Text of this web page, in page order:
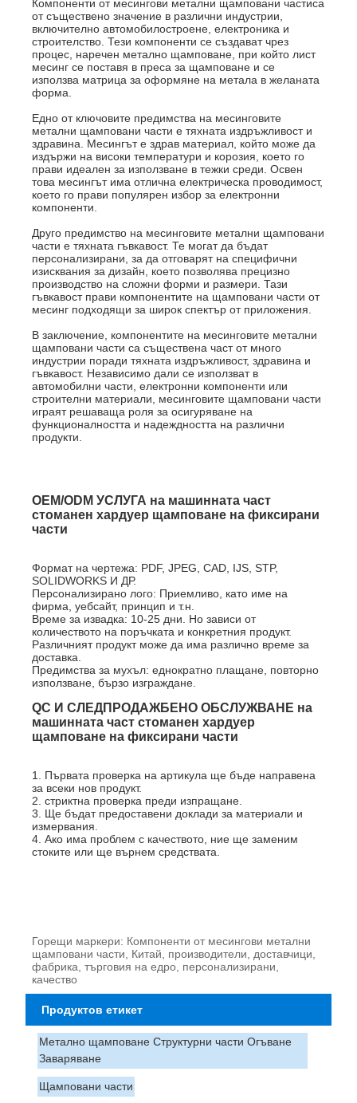
Компоненти от месингови метални щамповани частиса
от съществено значение в различни индустрии,
включително автомобилостроене, електроника и
строителство. Тези компоненти се създават чрез
процес, наречен метално щамповане, при който лист
месинг се поставя в преса за щамповане и се
използва матрица за оформяне на метала в желаната
форма.
Едно от ключовите предимства на месинговите
метални щамповани части е тяхната издръжливост и
здравина. Месингът е здрав материал, който може да
издържи на високи температури и корозия, което го
прави идеален за използване в тежки среди. Освен
това месингът има отлична електрическа проводимост,
което го прави популярен избор за електронни
компоненти.
Друго предимство на месинговите метални щамповани
части е тяхната гъвкавост. Те могат да бъдат
персонализирани, за да отговарят на специфични
изисквания за дизайн, което позволява прецизно
производство на сложни форми и размери. Тази
гъвкавост прави компонентите на щамповани части от
месинг подходящи за широк спектър от приложения.
В заключение, компонентите на месинговите метални
щамповани части са съществена част от много
индустрии поради тяхната издръжливост, здравина и
гъвкавост. Независимо дали се използват в
автомобилни части, електронни компоненти или
строителни материали, месинговите щамповани части
играят решаваща роля за осигуряване на
функционалността и надеждността на различни
продукти.
OEM/ODM УСЛУГА на машинната част
стоманен хардуер щамповане на фиксирани
части
Формат на чертежа: PDF, JPEG, CAD, IJS, STP,
SOLIDWORKS И ДР.
Персонализирано лого: Приемливо, като име на
фирма, уебсайт, принцип и т.н.
Време за извадка: 10-25 дни. Но зависи от
количеството на поръчката и конкретния продукт.
Различният продукт може да има различно време за
доставка.
Предимства за мухъл: еднократно плащане, повторно
използване, бързо изграждане.
QC И СЛЕДПРОДАЖБЕНО ОБСЛУЖВАНЕ на
машинната част стоманен хардуер
щамповане на фиксирани части
1. Първата проверка на артикула ще бъде направена
за всеки нов продукт.
2. стриктна проверка преди изпращане.
3. Ще бъдат предоставени доклади за материали и
измервания.
4. Ако има проблем с качеството, ние ще заменим
стоките или ще върнем средствата.
Горещи маркери: Компоненти от месингови метални
щамповани части, Китай, производители, доставчици,
фабрика, търговия на едро, персонализирани,
качество
Продуктов етикет
Метално щамповане Структурни части Огъване
Заваряване
Щамповани части